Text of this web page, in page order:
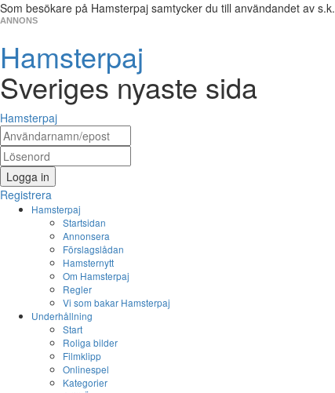
Som besökare på Hamsterpaj samtycker du till användandet av s.k.
ANNONS
Hamsterpaj
Sveriges nyaste sida
Hamsterpaj
Logga in
Registrera
Hamsterpaj
Startsidan
Annonsera
Förslagslådan
Hamsternytt
Om Hamsterpaj
Regler
Vi som bakar Hamsterpaj
Underhållning
Start
Roliga bilder
Filmklipp
Onlinespel
Kategorier